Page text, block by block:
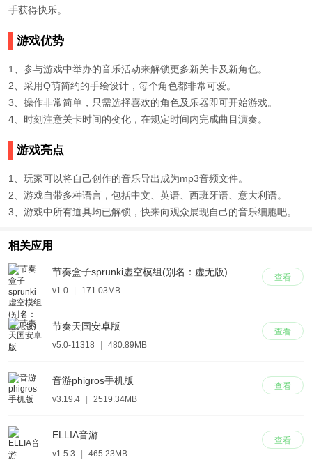
手获得快乐。
游戏优势
1、参与游戏中举办的音乐活动来解锁更多新关卡及新角色。
2、采用Q萌简约的手绘设计，每个角色都非常可爱。
3、操作非常简单，只需选择喜欢的角色及乐器即可开始游戏。
4、时刻注意关卡时间的变化，在规定时间内完成曲目演奏。
游戏亮点
1、玩家可以将自己创作的音乐导出成为mp3音频文件。
2、游戏自带多种语言，包括中文、英语、西班牙语、意大利语。
3、游戏中所有道具均已解锁，快来向观众展现自己的音乐细胞吧。
相关应用
查看
节奏盒子sprunki虚空模组(别名：虚无版)
v1.0 171.03MB
查看
节奏天国安卓版
v5.0-11318 480.89MB
查看
音游phigros手机版
v3.19.4 2519.34MB
查看
ELLIA音游
v1.5.3 465.23MB